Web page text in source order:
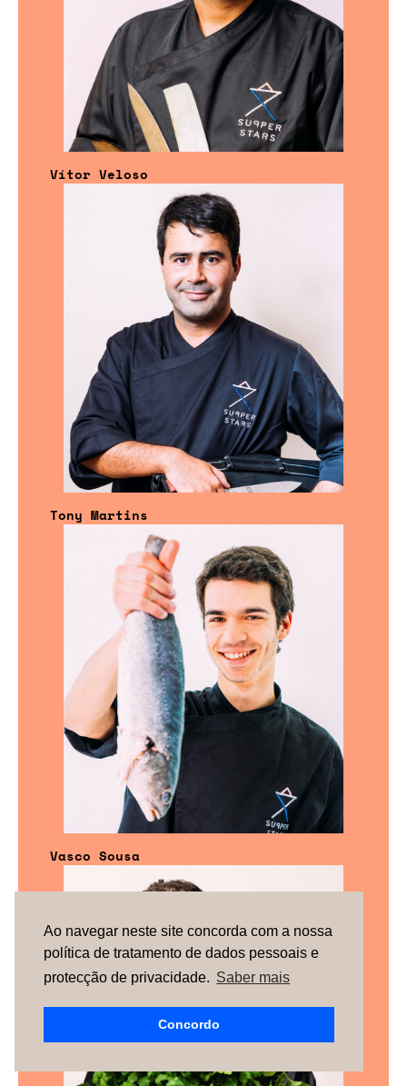
Ao navegar neste site concorda com a nossa
política de tratamento de dados pessoais e
protecção de privacidade. Saber mais
Concordo
Vítor Veloso
Tony Martins
Vasco Sousa